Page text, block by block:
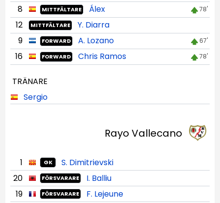
8 MITTFÄLTARE Álex 78'
12 MITTFÄLTARE
Y. Diarra
9
FORWARD A. Lozano 67'
16 FORWARD Chris Ramos 78'
TRÄNARE
Sergio
Rayo Vallecano
1 GK
S. Dimitrievski
20
FÖRSVARARE
I. Balliu
19
FÖRSVARARE
F. Lejeune